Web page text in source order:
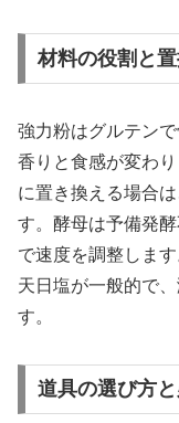
材料の役割と
強力粉はグルテン
香りと食感が変わ
に置き換える場合
す。酵母は予備発
で速度を調整しま
天日塩が一般的で
す。
道具の選び方